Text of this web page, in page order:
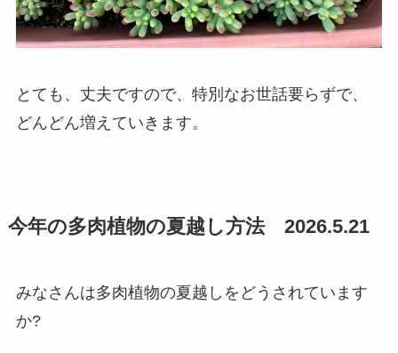
とても、丈夫ですので、特別なお世話要らずで、
どんどん増えていきます。
今年の多肉植物の夏越し方法 2026.5.21
みなさんは多肉植物の夏越しをどうされています
か?